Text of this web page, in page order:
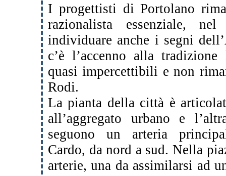
I progettisti di Portolano
razionalista essenziale,
individuare anche i segni
c’è l’accenno alla
quasi impercettibili e non
Rodi.
La pianta della città è
all’aggregato urbano e
seguono un arteria
Cardo, da nord a sud. Nella
arterie, una da assimilarsi ad